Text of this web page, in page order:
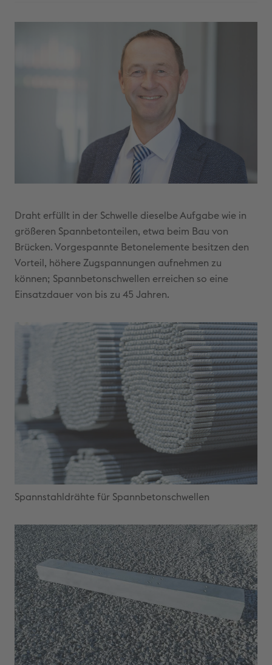
Draht erfüllt in der Schwelle dieselbe Aufgabe wie in
größeren Spannbetonteilen, etwa beim Bau von
Brücken. Vorgespannte Betonelemente besitzen den
Vorteil, höhere Zugspannungen aufnehmen zu
können; Spannbetonschwellen erreichen so eine
Einsatzdauer von bis zu 45 Jahren.
Spannstahldrähte für Spannbetonschwellen